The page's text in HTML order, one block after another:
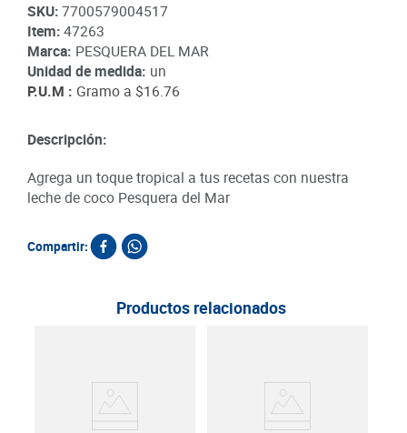
SKU:7700579004517
Item:47263
Marca: PESQUERA DEL MAR
Unidad de medida: un
P.U.M : Gramo a $16.76
Descripción:
Agrega un toque tropical a tus recetas con nuestra
leche de coco Pesquera del Mar
Compartir:
Productos relacionados